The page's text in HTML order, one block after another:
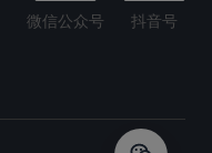
微信公众号 抖音号